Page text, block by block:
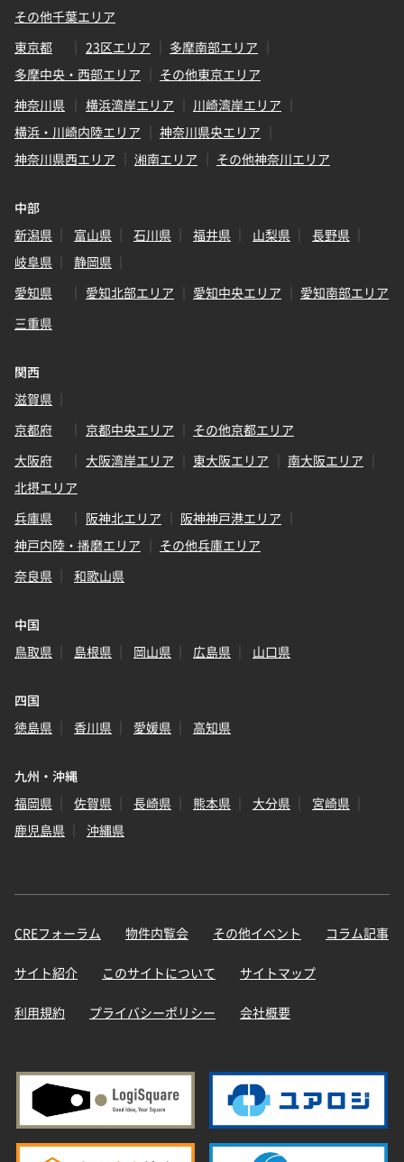
その他千葉エリア
東京都
23区エリア
多摩南部エリア
多摩中央・西部エリア
その他東京エリア
神奈川県
横浜湾岸エリア
川崎湾岸エリア
横浜・川崎内陸エリア
神奈川県央エリア
神奈川県西エリア
湘南エリア その他神奈川エリア
中部
新潟県
富山県 石川県 福井県 山梨県
長野県
岐阜県
静岡県
愛知県
愛知北部エリア 愛知中央エリア
愛知南部エリア
三重県
関西
滋賀県
京都府
京都中央エリア
その他京都エリア
大阪府
大阪湾岸エリア 東大阪エリア
南大阪エリア
北摂エリア
兵庫県
阪神北エリア
阪神神戸港エリア
神戸内陸・播磨エリア
その他兵庫エリア
奈良県
和歌山県
中国
鳥取県
島根県 岡山県 広島県 山口県
四国
徳島県
香川県 愛媛県 高知県
九州・沖縄
福岡県
佐賀県 長崎県 熊本県 大分県
宮崎県
鹿児島県
沖縄県
CREフォーラム 物件内覧会 その他イベント コラム記事
サイト紹介 このサイトについて サイトマップ
利用規約 プライバシーポリシー 会社概要